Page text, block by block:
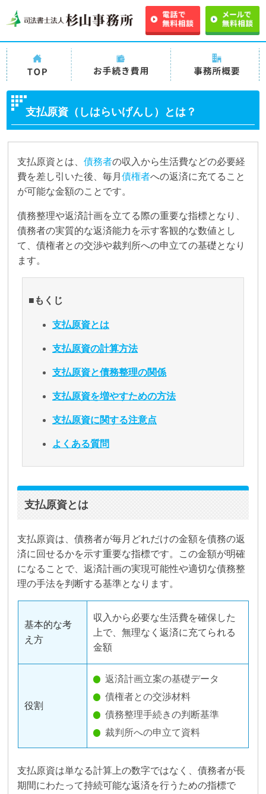
TOPページ
司法書士法人杉山事務
所の債務整理の手続き
費用・料金
司法書士法人杉山事
支払原資（しはらいげんし）とは？
支払原資とは、債務者の収入から生活費などの必要経
費を差し引いた後、毎月債権者への返済に充てること
が可能な金額のことです。
債務整理や返済計画を立てる際の重要な指標となり、
債務者の実質的な返済能力を示す客観的な数値とし
て、債権者との交渉や裁判所への申立ての基礎となり
ます。
■もくじ
支払原資とは
支払原資の計算方法
支払原資と債務整理の関係
支払原資を増やすための方法
支払原資に関する注意点
よくある質問
支払原資とは
支払原資は、債務者が毎月どれだけの金額を債務の返
済に回せるかを示す重要な指標です。この金額が明確
になることで、返済計画の実現可能性や適切な債務整
理の手法を判断する基準となります。
基本的な考
え方
収入から必要な生活費を確保した
上で、無理なく返済に充てられる
金額
役割
返済計画立案の基礎データ
債権者との交渉材料
債務整理手続きの判断基準
裁判所への申立て資料
支払原資は単なる計算上の数字ではなく、債務者が長
期間にわたって持続可能な返済を行うための指標で